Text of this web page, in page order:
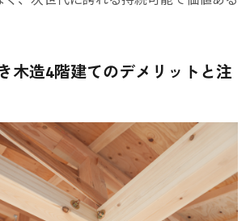
木造4階建てのデメリットと注